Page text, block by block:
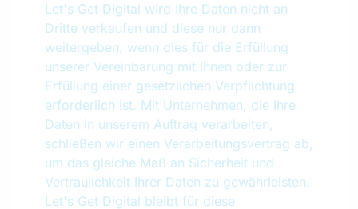
Let's Get Digital wird Ihre Daten nicht an
Dritte verkaufen und diese nur dann
weitergeben, wenn dies für die Erfüllung
unserer Vereinbarung mit Ihnen oder zur
Erfüllung einer gesetzlichen Verpflichtung
erforderlich ist. Mit Unternehmen, die Ihre
Daten in unserem Auftrag verarbeiten,
schließen wir einen Verarbeitungsvertrag ab,
um das gleiche Maß an Sicherheit und
Vertraulichkeit Ihrer Daten zu gewährleisten.
Let's Get Digital bleibt für diese